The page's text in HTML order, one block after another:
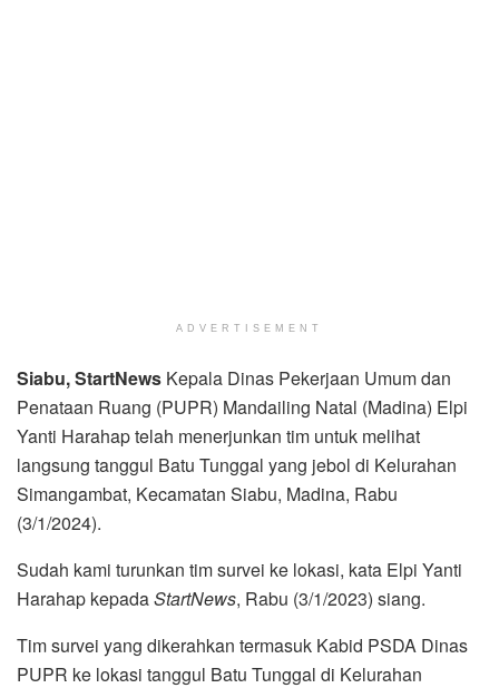
ADVERTISEMENT
Siabu, StartNews Kepala Dinas Pekerjaan Umum dan
Penataan Ruang (PUPR) Mandailing Natal (Madina) Elpi
Yanti Harahap telah menerjunkan tim untuk melihat
langsung tanggul Batu Tunggal yang jebol di Kelurahan
Simangambat, Kecamatan Siabu, Madina, Rabu
(3/1/2024).
Sudah kami turunkan tim survei ke lokasi, kata Elpi Yanti
Harahap kepadaStartNews, Rabu (3/1/2023) siang.
Tim survei yang dikerahkan termasuk Kabid PSDA Dinas
PUPR ke lokasi tanggul Batu Tunggal di Kelurahan